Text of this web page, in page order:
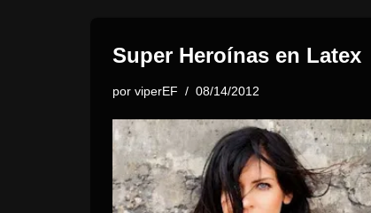
Super Heroínas en Latex
por viperEF 08/14/2012